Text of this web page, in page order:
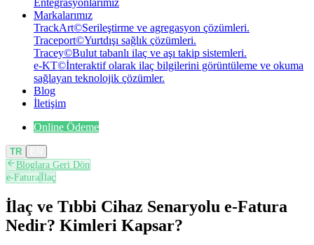
Entegrasyonlarımız
Markalarımız
TrackArt©Serileştirme ve agregasyon çözümleri.
Traceport©Yurtdışı sağlık çözümleri.
Tracey©Bulut tabanlı ilaç ve aşı takip sistemleri.
e-KT©İnteraktif olarak ilaç bilgilerini görüntüleme ve okuma
sağlayan teknolojik çözümler.
Blog
İletişim
Online Ödeme
TR
Bloglara Geri Dön
e-Faturaİlaç
İlaç ve Tıbbi Cihaz Senaryolu e-Fatura
Nedir? Kimleri Kapsar?